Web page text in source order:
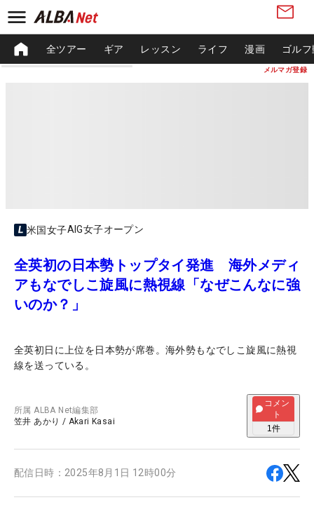
メルマガ登録
全ツアー ギア レッスン ライフ 漫画 ゴル
米国女子AIG女子オープン
全英初の日本勢トップタイ発進 海外メディ
アもなでしこ旋風に熱視線「なぜこんなに強
いのか？」
全英初日に上位を日本勢が席巻。海外勢もなでしこ旋風に熱視
線を送っている。
所属ALBA Net編集部
笠井 あかり / Akari Kasai
コメン
ト
1件
配信日時： 2025年8月1日 12時00分